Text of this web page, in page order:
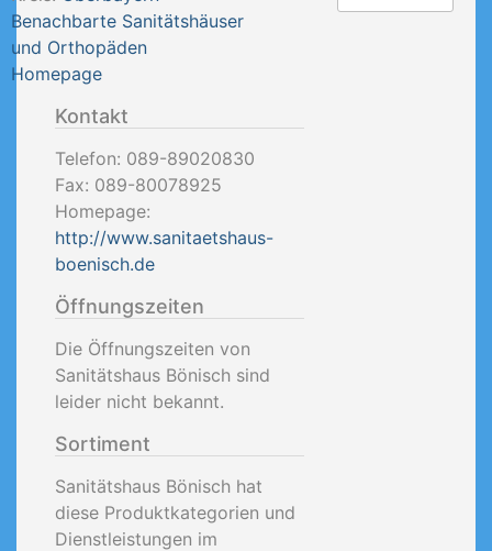
Benachbarte Sanitätshäuser
und Orthopäden
Homepage
Kontakt
Telefon: 089-89020830
Fax: 089-80078925
Homepage:
http://www.sanitaetshaus-
boenisch.de
Öffnungszeiten
Die Öffnungszeiten von
Sanitätshaus Bönisch sind
leider nicht bekannt.
Sortiment
Sanitätshaus Bönisch hat
diese Produktkategorien und
Dienstleistungen im